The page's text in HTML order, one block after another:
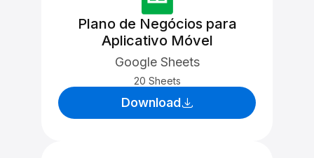
Plano de Negócios para
Aplicativo Móvel
Google Sheets
20 Sheets
Download